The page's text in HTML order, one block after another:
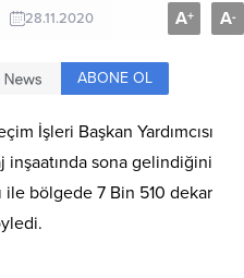
28.11.2020 A+ A-
ABONE OL
İşleri Başkan Yardımcısı
inşaatında sona gelindiğini
ile bölgede 7 Bin 510 dekar